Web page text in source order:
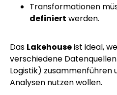
Transformationen
definiert werden.
Das Lakehouseist ideal,
verschiedene Datenquellen
Logistik) zusammenführen
Analysen nutzen wollen.